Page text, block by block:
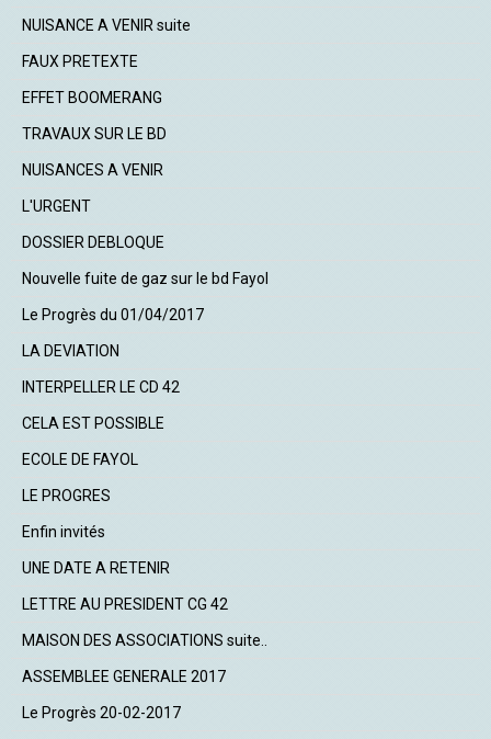
NUISANCE A VENIR suite
FAUX PRETEXTE
EFFET BOOMERANG
TRAVAUX SUR LE BD
NUISANCES A VENIR
L'URGENT
DOSSIER DEBLOQUE
Nouvelle fuite de gaz sur le bd Fayol
Le Progrès du 01/04/2017
LA DEVIATION
INTERPELLER LE CD 42
CELA EST POSSIBLE
ECOLE DE FAYOL
LE PROGRES
Enfin invités
UNE DATE A RETENIR
LETTRE AU PRESIDENT CG 42
MAISON DES ASSOCIATIONS suite..
ASSEMBLEE GENERALE 2017
Le Progrès 20-02-2017